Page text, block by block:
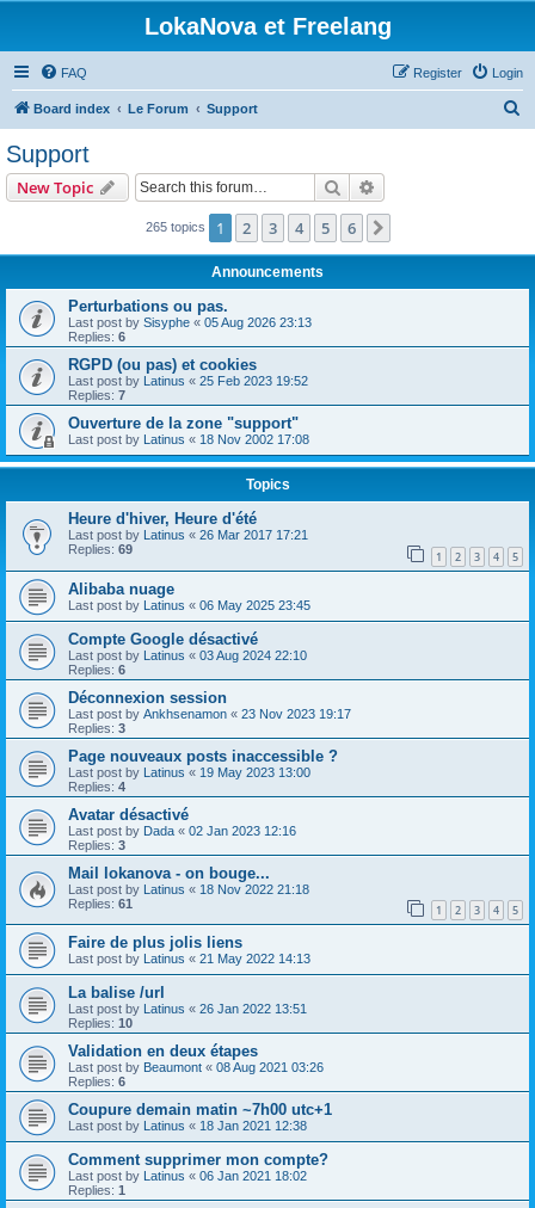
LokaNova et Freelang
FAQ Login
Register
Board index Le Forum Support
Support
New Topic Search
265 topics 1 2 3 4 5 6
Announcements
Perturbations ou pas.
Last post by Sisyphe « 05 Aug 2026 23:13
Replies: 6
RGPD (ou pas) et cookies
Last post by Latinus « 25 Feb 2023 19:52
Replies: 7
Ouverture de la zone "support"
Last post by Latinus « 18 Nov 2002 17:08
Topics
Heure d'hiver, Heure d'été
Last post by Latinus « 26 Mar 2017 17:21
Replies: 69 1 2 3 4 5
Alibaba nuage
Last post by Latinus « 06 May 2025 23:45
Compte Google désactivé
Last post by Latinus « 03 Aug 2024 22:10
Replies: 6
Déconnexion session
Last post by Ankhsenamon « 23 Nov 2023 19:17
Replies: 3
Page nouveaux posts inaccessible ?
Last post by Latinus « 19 May 2023 13:00
Replies: 4
Avatar désactivé
Last post by Dada « 02 Jan 2023 12:16
Replies: 3
Mail lokanova - on bouge...
Last post by Latinus « 18 Nov 2022 21:18
Replies: 61 1 2 3 4 5
Faire de plus jolis liens
Last post by Latinus « 21 May 2022 14:13
La balise /url
Last post by Latinus « 26 Jan 2022 13:51
Replies: 10
Validation en deux étapes
Last post by Beaumont « 08 Aug 2021 03:26
Replies: 6
Coupure demain matin ~7h00 utc+1
Last post by Latinus « 18 Jan 2021 12:38
Comment supprimer mon compte?
Last post by Latinus « 06 Jan 2021 18:02
Replies: 1